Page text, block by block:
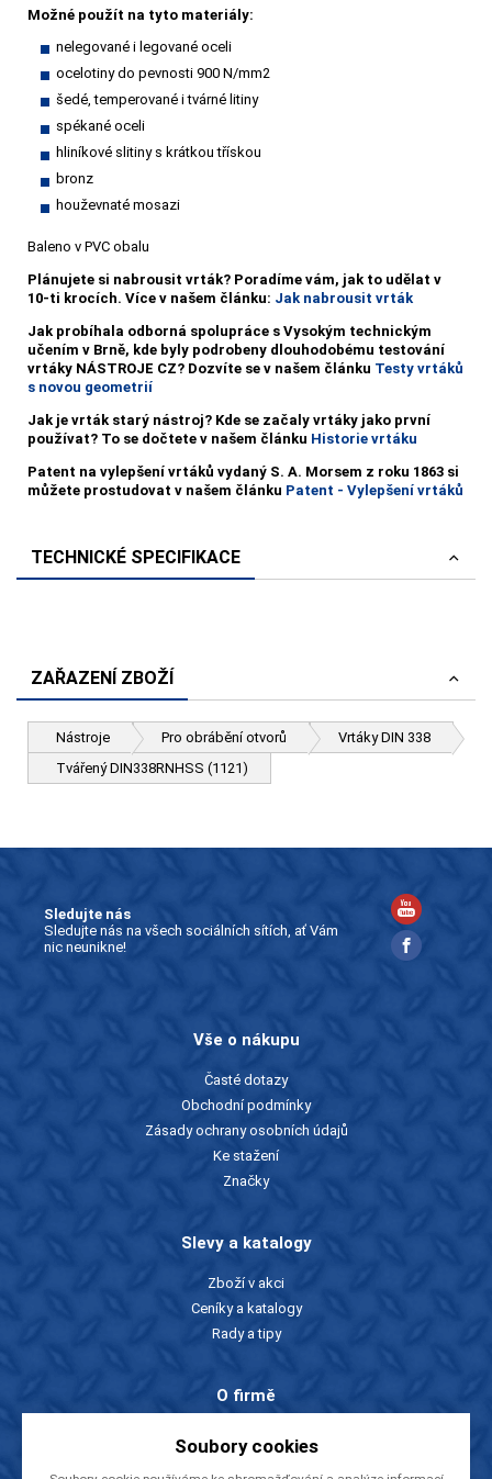
Možné použít na tyto materiály:
nelegované i legované oceli
ocelotiny do pevnosti 900 N/mm2
šedé, temperované i tvárné litiny
spékané oceli
hliníkové slitiny s krátkou třískou
bronz
houževnaté mosazi
Baleno v PVC obalu
Plánujete si nabrousit vrták? Poradíme vám, jak to udělat v
10-ti krocích. Více v našem článku: Jak nabrousit vrták
Jak probíhala odborná spolupráce s Vysokým technickým
učením v Brně, kde byly podrobeny dlouhodobému testování
vrtáky NÁSTROJE CZ? Dozvíte se v našem článku Testy vrtáků
s novou geometrií
Jak je vrták starý nástroj? Kde se začaly vrtáky jako první
používat? To se dočtete v našem článku Historie vrtáku
Patent na vylepšení vrtáků vydaný S. A. Morsem z roku 1863 si
můžete prostudovat v našem článku Patent - Vylepšení vrtáků
TECHNICKÉ SPECIFIKACE
ZAŘAZENÍ ZBOŽÍ
Nástroje Pro obrábění otvorů
Vrtáky DIN 338
Tvářený DIN338RNHSS (1121)
Sledujte nás
Sledujte nás na všech sociálních sítích, ať Vám
nic neunikne!
Vše o nákupu
Časté dotazy
Obchodní podmínky
Zásady ochrany osobních údajů
Ke stažení
Značky
Slevy a katalogy
Zboží v akci
Ceníky a katalogy
Rady a tipy
O firmě
Kontakty
Soubory cookies